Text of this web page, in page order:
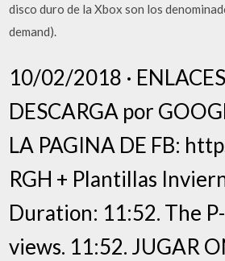
disco duro de la Xbox son los
demand).
10/02/2018 ·
DESCARGA por
LA PAGINA DE FB:
RGH + Plantillas
Duration: 11:52. The
views. 11:52. JUGAR